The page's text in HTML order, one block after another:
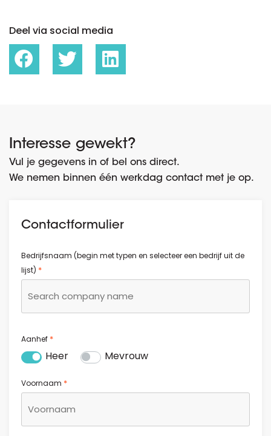
Deel via social media
Interesse gewekt?
Vul je gegevens in of bel ons direct.
We nemen binnen één werkdag contact met je op.
Contactformulier
Bedrijfsnaam (begin met typen en selecteer een bedrijf uit de
lijst) *
Aanhef *
Heer Mevrouw
Voornaam *